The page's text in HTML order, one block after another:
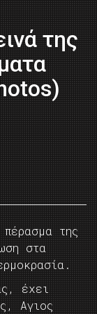
της
της
στα
έχει
Αγιος